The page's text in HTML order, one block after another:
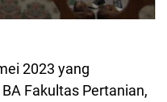
2023 yang
Fakultas Pertanian,